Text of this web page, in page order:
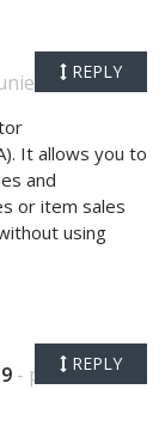
1, 2026
It allows you to
and
or item sales
using
REPLY
- posted iunie
REPLY